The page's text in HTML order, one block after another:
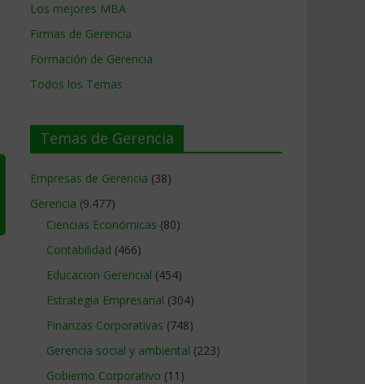
Los mejores MBA
Firmas de Gerencia
Formación de Gerencia
Todos los Temas
Temas de Gerencia
Empresas de Gerencia (38)
Gerencia (9.477)
Ciencias Económicas (80)
Contabilidad (466)
Educacion Gerencial (454)
Estrategia Empresarial (304)
Finanzas Corporativas (748)
Gerencia social y ambiental (223)
Gobierno Corporativo (11)